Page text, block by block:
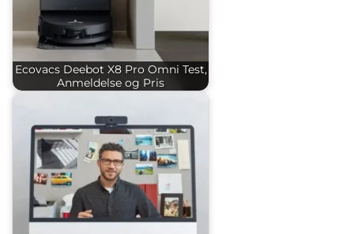
Ecovacs Deebot X8 Pro Omni Test,
Anmeldelse og Pris